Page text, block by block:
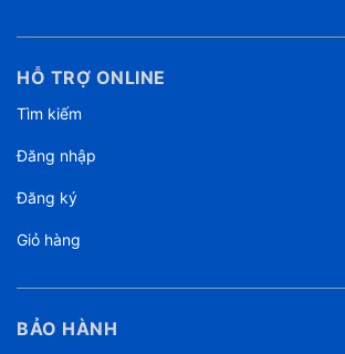
HỖ TRỢ ONLINE
Tìm kiếm
Đăng nhập
Đăng ký
Giỏ hàng
BẢO HÀNH